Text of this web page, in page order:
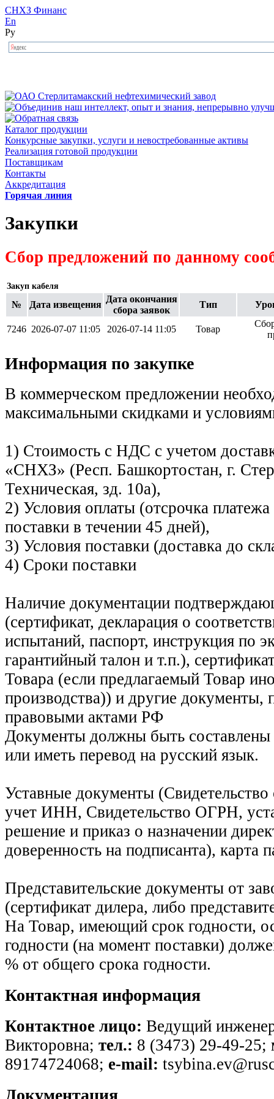
СНХЗ Финанс
En
Ру
Каталог продукции
Конкурсные закупки, услуги и невостребованные активы
Реализация готовой продукции
Поставщикам
Контакты
Аккредитация
Горячая линия
Закупки
Сбор предложений по данному
Закуп кабеля
№ Дата извещения
Дата окончания
сбора заявок
Тип
7246 2026-07-07 11:05 2026-07-14 11:05 Товар
Информация по закупке
В коммерческом предложении
максимальными скидками и
1) Стоимость с НДС с учетом
«СНХЗ» (Респ. Башкортостан, г.
Техническая, зд. 10а),
2) Условия оплаты (отсрочка
поставки в течении 45 дней),
3) Условия поставки (доставка до
4) Сроки поставки
Наличие документации
(сертификат, декларация о
испытаний, паспорт, инструкция по
гарантийный талон и т.п.),
Товара (если предлагаемый Товар
производства)) и другие документы,
правовыми актами РФ
Документы должны быть составлены
или иметь перевод на русский язык.
Уставные документы (Свидетельство
учет ИНН, Свидетельство ОГРН,
решение и приказ о назначении
доверенность на подписанта), карта
Представительские документы от
(сертификат дилера, либо
На Товар, имеющий срок годности,
годности (на момент поставки)
% от общего срока годности.
Контактная информация
Контактное лицо: Ведущий
Викторовна; тел.: 8 (3473) 29-49-25;
89174724068; e-mail:
Документация